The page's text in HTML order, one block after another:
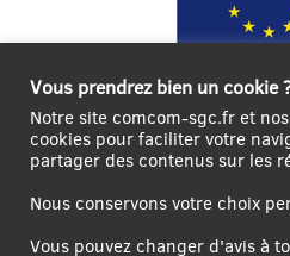
Ce site internet a été cofinancé par
Européen de Développement
connecter|Se
compte
Vous prendrez bien un cookie
Notre site comcom-sgc.fr et
cookies pour faciliter votre
partager des contenus sur les
Nous conservons votre choix
Vous pouvez changer d'avis à